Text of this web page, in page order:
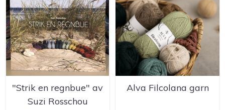
"Strik en regnbue" av
Suzi Rosschou
Alva Filcolana garn